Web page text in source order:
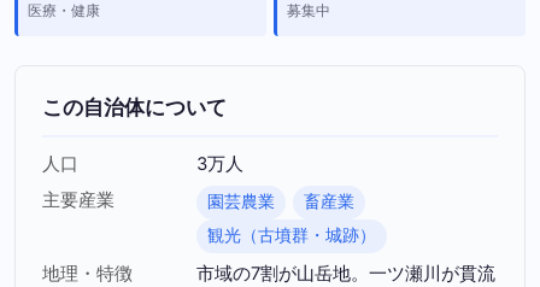
医療・健康 募集中
この自治体について
人口
3万人
主要産業
園芸農業
畜産業
観光（古墳群・城跡）
地理・特徴
市域の7割が山岳地。一ツ瀬川が貫流